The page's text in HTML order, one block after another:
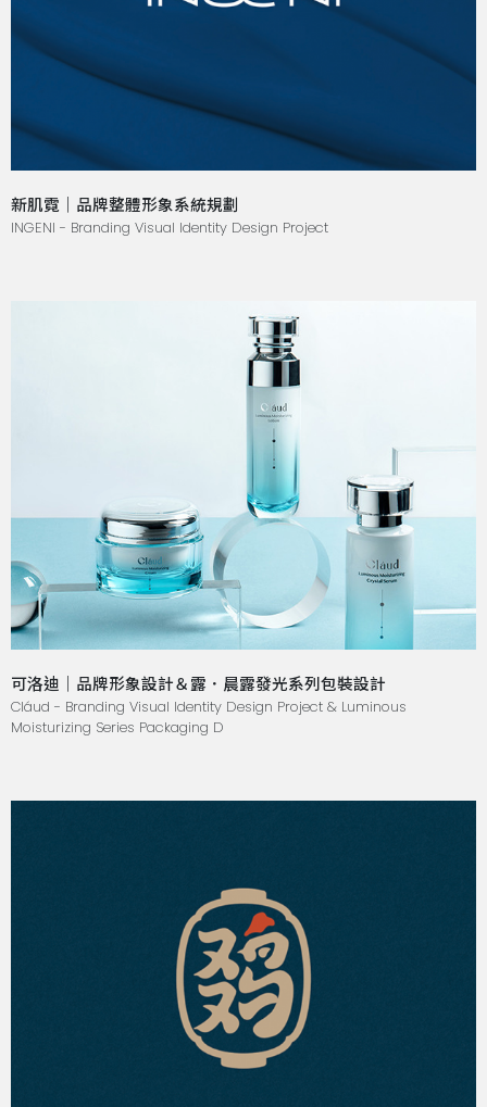
新肌霓｜品牌整體形象系統規劃
INGENI - Branding Visual Identity Design Project
可洛迪｜品牌形象設計＆露．晨露發光系列包裝設計
Cláud - Branding Visual Identity Design Project & Luminous
Moisturizing Series Packaging D